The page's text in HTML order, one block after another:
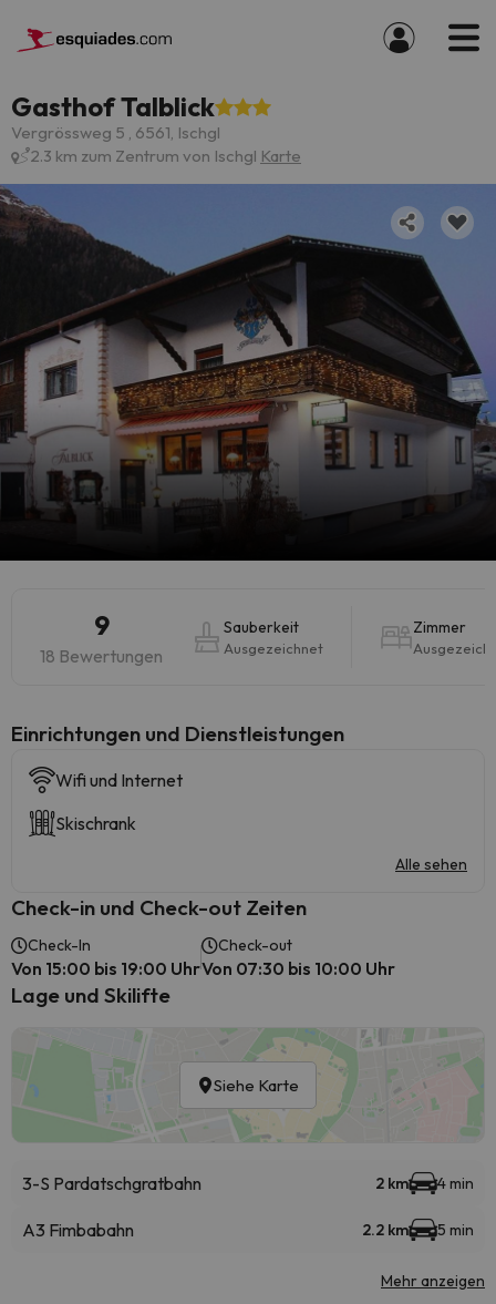
Gasthof Talblick
Vergrössweg 5 , 6561, Ischgl
2.3 km zum Zentrum von Ischgl Karte
9
18 Bewertungen
Sauberkeit
Ausgezeichnet
Zimmer
​Einrichtungen und Dienstleistungen
Wifi und Internet
Skischrank
Alle sehen
Check-in und Check-out Zeiten
Check-In
Von 15:00 bis 19:00 Uhr
Check-out
Von 07:30 bis 10:00 Uhr
Lage und Skilifte
Siehe Karte
3-S Pardatschgratbahn 2 km 4 min
A3 Fimbabahn 2.2 km 5 min
Mehr anzeigen